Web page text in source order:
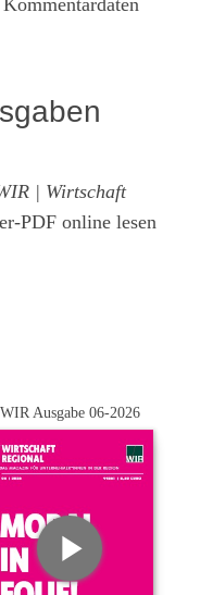
| Wirtschaft
PDF online lesen
WIR Ausgabe 06-2026